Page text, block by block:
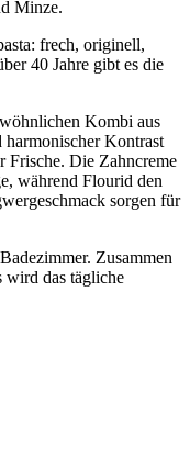
Minze.
frech, originell,
40 Jahre gibt es die
Kombi aus
Kontrast
Frische. Die Zahncreme
während Flourid den
sorgen für
Zusammen
wird das tägliche